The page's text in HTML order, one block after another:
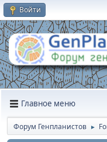
Войти
Главное меню
Форум Генпланистов ►